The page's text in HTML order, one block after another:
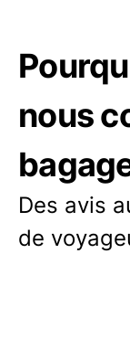
nous
Des avis
de